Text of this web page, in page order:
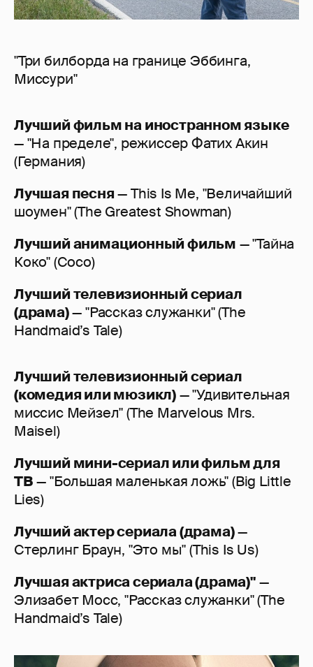
"Три билборда на границе Эббинга,
Миссури"
Лучший фильм на иностранном языке
— "На пределе", режиссер Фатих Акин
(Германия)
Лучшая песня— This Is Me, "Величайший
шоумен" (The Greatest Showman)
Лучший анимационный фильм — "Тайна
Коко" (Coco)
Лучшийтелевизионныйсериал
(драма)— "Рассказ служанки" (The
Handmaid’s Tale)
Лучший телевизионный сериал
(комедия или мюзикл)— "Удивительная
миссис Мейзел" (The Marvelous Mrs.
Maisel)
Лучший мини-сериал или фильм для
ТВ— "Большая маленькая ложь" (Big Little
Lies)
Лучший актер сериала (драма)—
Стерлинг Браун, "Это мы" (This Is Us)
Лучшая актриса сериала (драма)"—
Элизабет Мосс, "Рассказ служанки" (The
Handmaid’s Tale)